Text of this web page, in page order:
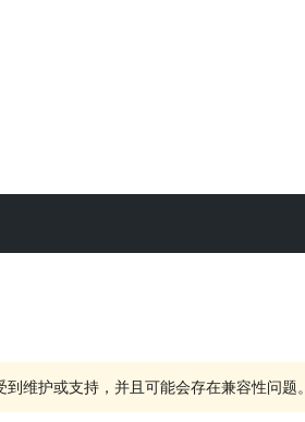
维护或支持，并且可能会存在兼容性问题。